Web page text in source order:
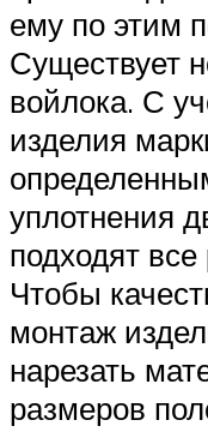
ему по этим
Существует
войлока. С
изделия
уплотнения
подходят
Чтобы
монтаж
нарезать
размеров